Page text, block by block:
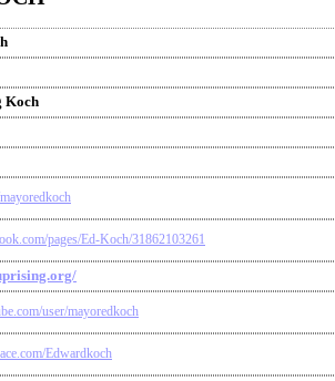
Koch
pages/Ed-Koch/31862103261
user/mayoredkoch
Edwardkoch